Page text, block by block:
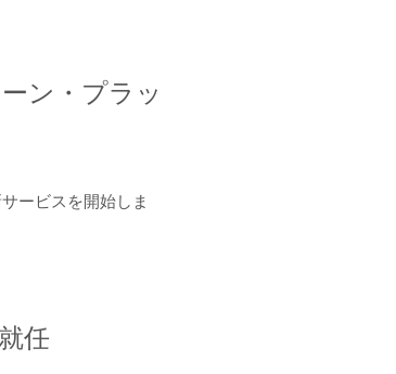
ン・プラッ
ービスを開始しま
任